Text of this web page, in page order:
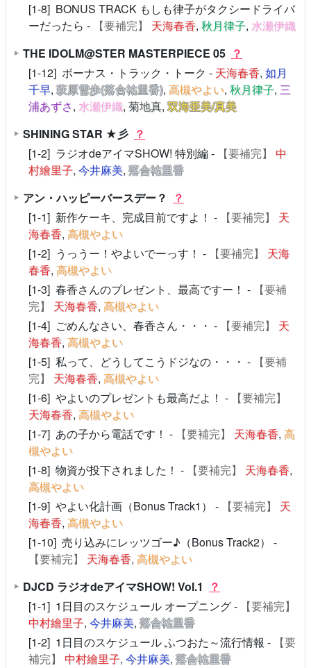
[1-8] BONUS TRACK もしも律子がタクシードライバ
ーだったら -
【要補完】 天海春香, 秋月律子, 水瀬伊織
THE IDOLM@STER MASTERPIECE 05 ？
[1-12] ボーナス・トラック・トーク - 天海春香, 如月
千早,萩原雪歩(落合祐里香), 高槻やよい, 秋月律子, 三
浦あずさ, 水瀬伊織, 菊地真,双海亜美/真美
SHINING STAR ★彡 ？
[1-2] ラジオdeアイマSHOW! 特別編 -
【要補完】
中
村繪里子, 今井麻美,落合祐里香
アン・ハッピーバースデー？
？
[1-1] 新作ケーキ、完成目前ですよ！ -
【要補完】
天
海春香, 高槻やよい
[1-2] うっうー！やよいでーっす！ -
【要補完】
天海
春香, 高槻やよい
[1-3] 春香さんのプレゼント、最高ですー！ -
【要補
完】
天海春香, 高槻やよい
[1-4] ごめんなさい、春香さん・・・ -
【要補完】
天
海春香, 高槻やよい
[1-5] 私って、どうしてこうドジなの・・・ -
【要補
完】
天海春香, 高槻やよい
[1-6] やよいのプレゼントも最高だよ！ -
【要補完】
天海春香, 高槻やよい
[1-7] あの子から電話です！ -
【要補完】 天海春香, 高
槻やよい
[1-8] 物資が投下されました！ -
【要補完】 天海春香,
高槻やよい
[1-9] やよい化計画（Bonus Track1） -
【要補完】
天
海春香, 高槻やよい
[1-10] 売り込みにレッツゴー♪（Bonus Track2） -
【要補完】
天海春香, 高槻やよい
DJCD ラジオdeアイマSHOW! Vol.1
？
[1-1] 1日目のスケジュール オープニング -
【要補完】
中村繪里子, 今井麻美,落合祐里香
[1-2] 1日目のスケジュール ふつおた～流行情報 -
【要
補完】
中村繪里子, 今井麻美,落合祐里香